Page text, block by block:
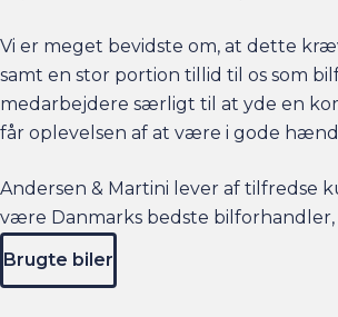
Vi er meget bevidste om, at dette
samt en stor portion tillid til os som
medarbejdere særligt til at yde en
får oplevelsen af at være i gode
Andersen & Martini lever af tilfredse
være Danmarks bedste
Brugte biler